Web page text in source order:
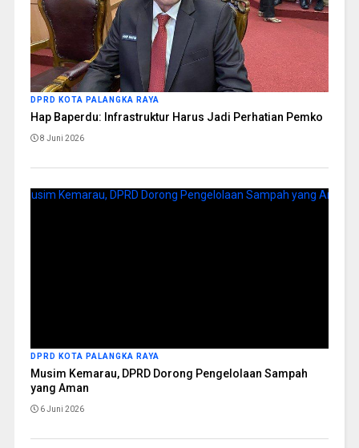
DPRD KOTA PALANGKA RAYA
Hap Baperdu: Infrastruktur Harus Jadi Perhatian Pemko
8 Juni 2026
DPRD KOTA PALANGKA RAYA
Musim Kemarau, DPRD Dorong Pengelolaan Sampah
yang Aman
6 Juni 2026